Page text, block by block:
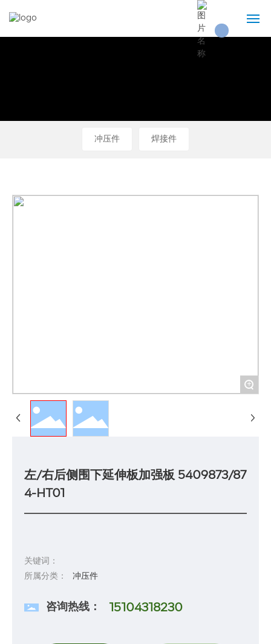
冲压件 焊接件
+
左/右后侧围下延伸板加强板 5409873/87
4-HT01
关键词：
所属分类：
冲压件
咨询热线： 15104318230